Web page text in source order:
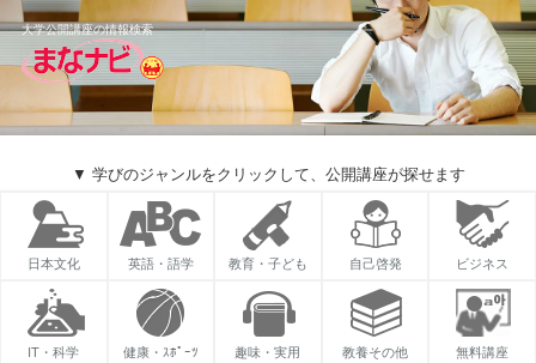
大学公開講座の情報検索
▼ 学びのジャンルをクリックして、公開講座が探せます
日本文化 英語・語学 教育・子ども 自己啓発 ビジネス
IT・科学 健康・ｽﾎﾟｰﾂ 趣味・実用 教養その他 無料講座